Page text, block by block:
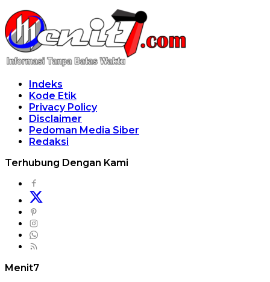
Indeks
Kode Etik
Privacy Policy
Disclaimer
Pedoman Media Siber
Redaksi
Terhubung Dengan Kami
Menit7